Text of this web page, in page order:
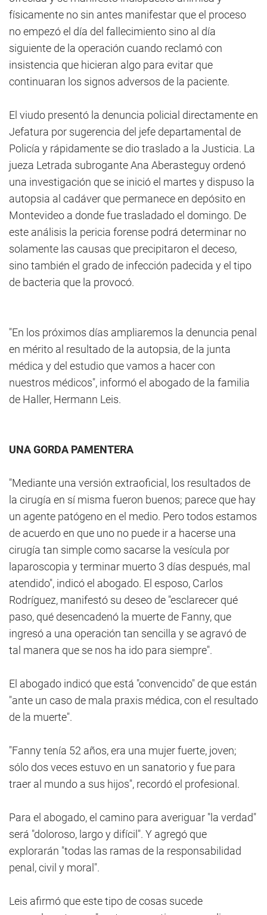
físicamente no sin antes manifestar que el proceso
no empezó el día del fallecimiento sino al día
siguiente de la operación cuando reclamó con
insistencia que hicieran algo para evitar que
continuaran los signos adversos de la paciente.
El viudo presentó la denuncia policial directamente en
Jefatura por sugerencia del jefe departamental de
Policía y rápidamente se dio traslado a la Justicia. La
jueza Letrada subrogante Ana Aberasteguy ordenó
una investigación que se inició el martes y dispuso la
autopsia al cadáver que permanece en depósito en
Montevideo a donde fue trasladado el domingo. De
este análisis la pericia forense podrá determinar no
solamente las causas que precipitaron el deceso,
sino también el grado de infección padecida y el tipo
de bacteria que la provocó.
"En los próximos días ampliaremos la denuncia penal
en mérito al resultado de la autopsia, de la junta
médica y del estudio que vamos a hacer con
nuestros médicos", informó el abogado de la familia
de Haller, Hermann Leis.
UNA GORDA PAMENTERA
"Mediante una versión extraoficial, los resultados de
la cirugía en sí misma fueron buenos; parece que hay
un agente patógeno en el medio. Pero todos estamos
de acuerdo en que uno no puede ir a hacerse una
cirugía tan simple como sacarse la vesícula por
laparoscopia y terminar muerto 3 días después, mal
atendido", indicó el abogado. El esposo, Carlos
Rodríguez, manifestó su deseo de "esclarecer qué
paso, qué desencadenó la muerte de Fanny, que
ingresó a una operación tan sencilla y se agravó de
tal manera que se nos ha ido para siempre".
El abogado indicó que está "convencido" de que están
"ante un caso de mala praxis médica, con el resultado
de la muerte".
"Fanny tenía 52 años, era una mujer fuerte, joven;
sólo dos veces estuvo en un sanatorio y fue para
traer al mundo a sus hijos", recordó el profesional.
Para el abogado, el camino para averiguar "la verdad"
será "doloroso, largo y difícil". Y agregó que
explorarán "todas las ramas de la responsabilidad
penal, civil y moral".
Leis afirmó que este tipo de cosas sucede